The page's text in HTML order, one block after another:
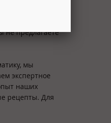
и безопаснее
И значит, все
не предлагаете
мы
экспертное
наших
рецепты. Для